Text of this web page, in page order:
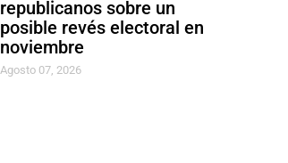
republicanos sobre un
posible revés electoral en
noviembre
Agosto 07, 2026